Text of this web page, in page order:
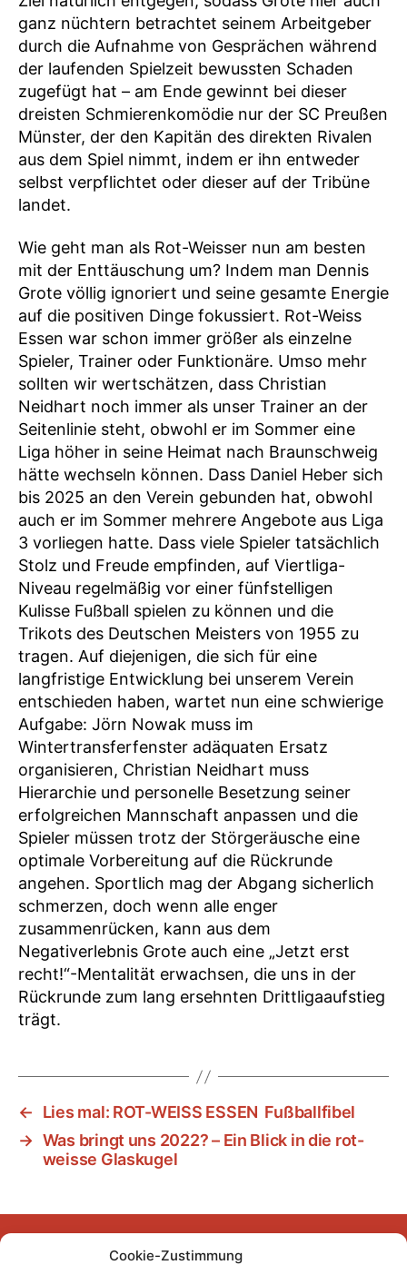
Cookie-Zustimmung
ganz nüchtern betrachtet seinem Arbeitgeber
durch die Aufnahme von Gesprächen während
der laufenden Spielzeit bewussten Schaden
zugefügt hat – am Ende gewinnt bei dieser
dreisten Schmierenkomödie nur der SC Preußen
Münster, der den Kapitän des direkten Rivalen
aus dem Spiel nimmt, indem er ihn entweder
selbst verpflichtet oder dieser auf der Tribüne
landet.
Wie geht man als Rot-Weisser nun am besten
mit der Enttäuschung um? Indem man Dennis
Grote völlig ignoriert und seine gesamte Energie
auf die positiven Dinge fokussiert. Rot-Weiss
Essen war schon immer größer als einzelne
Spieler, Trainer oder Funktionäre. Umso mehr
sollten wir wertschätzen, dass Christian
Neidhart noch immer als unser Trainer an der
Seitenlinie steht, obwohl er im Sommer eine
Liga höher in seine Heimat nach Braunschweig
hätte wechseln können. Dass Daniel Heber sich
bis 2025 an den Verein gebunden hat, obwohl
auch er im Sommer mehrere Angebote aus Liga
3 vorliegen hatte. Dass viele Spieler tatsächlich
Stolz und Freude empfinden, auf Viertliga-
Niveau regelmäßig vor einer fünfstelligen
Kulisse Fußball spielen zu können und die
Trikots des Deutschen Meisters von 1955 zu
tragen. Auf diejenigen, die sich für eine
langfristige Entwicklung bei unserem Verein
entschieden haben, wartet nun eine schwierige
Aufgabe: Jörn Nowak muss im
Wintertransferfenster adäquaten Ersatz
organisieren, Christian Neidhart muss
Hierarchie und personelle Besetzung seiner
erfolgreichen Mannschaft anpassen und die
Spieler müssen trotz der Störgeräusche eine
optimale Vorbereitung auf die Rückrunde
angehen. Sportlich mag der Abgang sicherlich
schmerzen, doch wenn alle enger
zusammenrücken, kann aus dem
Negativerlebnis Grote auch eine „Jetzt erst
recht!“-Mentalität erwachsen, die uns in der
Rückrunde zum lang ersehnten Drittligaaufstieg
trägt.
←
Lies mal: ROT-WEISS ESSEN Fußballfibel
→ Was bringt uns 2022? – Ein Blick in die rot-
weisse Glaskugel